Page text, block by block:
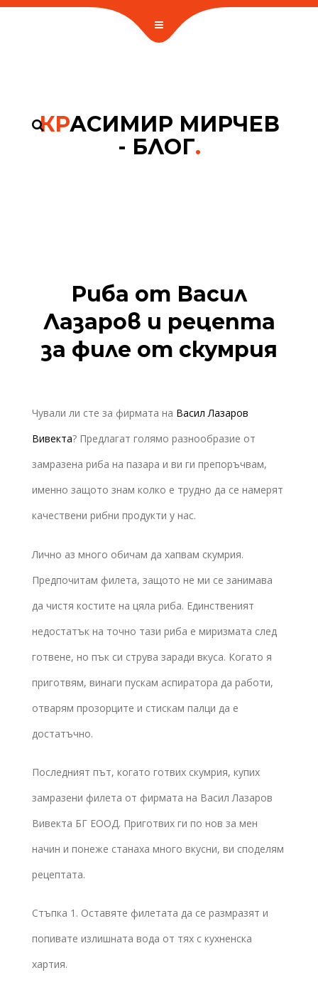
КРАСИМИР МИРЧЕВ
- БЛОГ.
Риба от Васил
Лазаров и рецепта
за филе от скумрия
Чували ли сте за фирмата на Васил Лазаров
Вивекта? Предлагат голямо разнообразие от
замразена риба на пазара и ви ги препоръчвам,
именно защото знам колко е трудно да се намерят
качествени рибни продукти у нас.
Лично аз много обичам да хапвам скумрия.
Предпочитам филета, защото не ми се занимава
да чистя костите на цяла риба. Единственият
недостатък на точно тази риба е миризмата след
готвене, но пък си струва заради вкуса. Когато я
приготвям, винаги пускам аспиратора да работи,
отварям прозорците и стискам палци да е
достатъчно.
Последният път, когато готвих скумрия, купих
замразени филета от фирмата на Васил Лазаров
Вивекта БГ ЕООД. Приготвих ги по нов за мен
начин и понеже станаха много вкусни, ви споделям
рецептата.
Стъпка 1. Оставяте филетата да се размразят и
попивате излишната вода от тях с кухненска
хартия.